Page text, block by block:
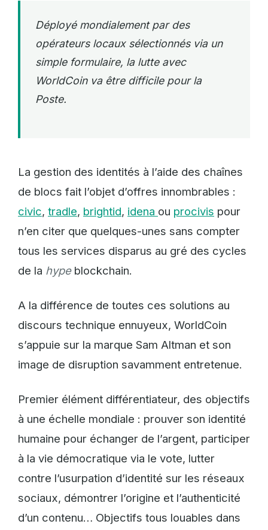
Déployé mondialement par des
opérateurs locaux sélectionnés via un
simple formulaire, la lutte avec
WorldCoin va être difficile pour la
Poste.
La gestion des identités à l’aide des chaînes
de blocs fait l’objet d’offres innombrables :
civic, tradle, brightid, idena ou procivis pour
n’en citer que quelques-unes sans compter
tous les services disparus au gré des cycles
de la hypeblockchain.
A la différence de toutes ces solutions au
discours technique ennuyeux, WorldCoin
s’appuie sur la marque Sam Altman et son
image de disruption savamment entretenue.
Premier élément différentiateur, des objectifs
à une échelle mondiale : prouver son identité
humaine pour échanger de l’argent, participer
à la vie démocratique via le vote, lutter
contre l’usurpation d’identité sur les réseaux
sociaux, démontrer l’origine et l’authenticité
d’un contenu… Objectifs tous louables dans